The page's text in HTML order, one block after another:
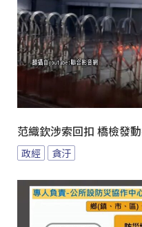
范織欽涉索回扣 橋檢發
政經 貪汙